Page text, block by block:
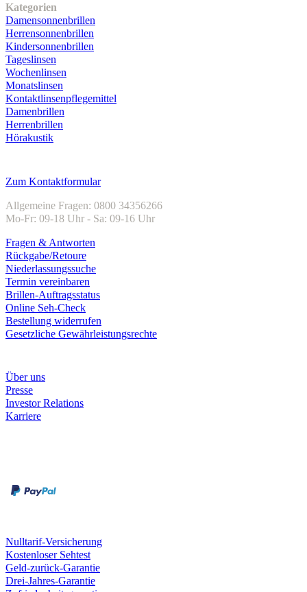
Kategorien
Damensonnenbrillen
Herrensonnenbrillen
Kindersonnenbrillen
Tageslinsen
Wochenlinsen
Monatslinsen
Kontaktlinsenpflegemittel
Damenbrillen
Herrenbrillen
Hörakustik
Zum Kontaktformular
Allgemeine Fragen: 0800 34356266
Mo-Fr: 09-18 Uhr - Sa: 09-16 Uhr
Fragen & Antworten
Rückgabe/Retoure
Niederlassungssuche
Termin vereinbaren
Brillen-Auftragsstatus
Online Seh-Check
Bestellung widerrufen
Gesetzliche Gewährleistungsrechte
Über uns
Presse
Investor Relations
Karriere
Nulltarif-Versicherung
Kostenloser Sehtest
Geld-zurück-Garantie
Drei-Jahres-Garantie